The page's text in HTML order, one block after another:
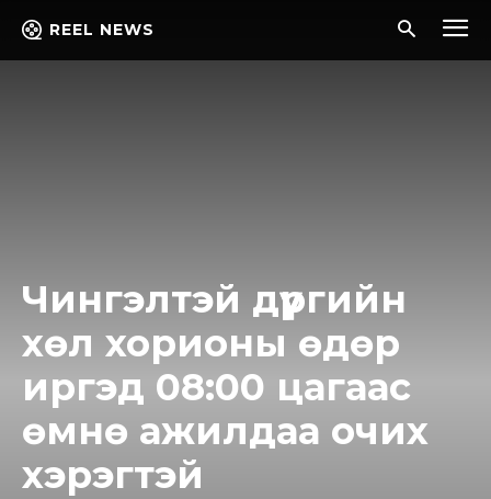
REEL NEWS
Чингэлтэй дүүргийн
хөл хорионы өдөр
иргэд 08:00 цагаас
өмнө ажилдаа очих
хэрэгтэй